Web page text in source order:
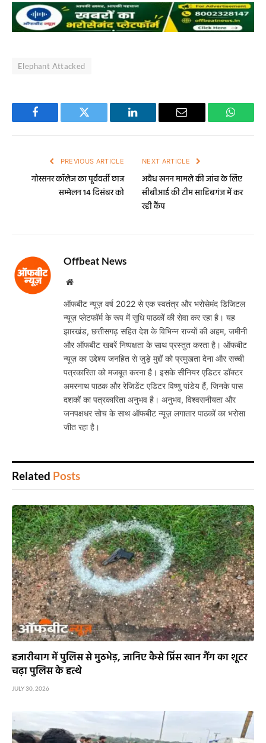
Elephant Attacked
Facebook Twitter LinkedIn Email
PREVIOUS ARTICLE
गोस्सनर कॉलेज का पूर्ववर्ती छात्र
सम्मेलन 14 दिसंबर को
NEXT ARTICLE
अवैध खनन मामले की जांच के लिए
सीबीआई की टीम साहिबगंज में कर
रही कैंप
Offbeat News
Website
ऑफबीट न्यूज़ वर्ष 2022 से एक स्वतंत्र और भरोसेमंद डिजिटल
न्यूज़ प्लेटफॉर्म के रूप में सुधि पाठकों की सेवा कर रहा है। यह
झारखंड, छत्तीसगढ़ सहित देश के विभिन्न राज्यों की अहम, जमीनी
और ऑफबीट खबरें निष्पक्षता के साथ प्रस्तुत करता है। ऑफबीट
न्यूज़ का उद्देश्य जनहित से जुड़े मुद्दों को प्रमुखता देना और सच्ची
पत्रकारिता को मजबूत करना है। इसके सीनियर एडिटर डॉक्टर
अमरनाथ पाठक और रेजिडेंट एडिटर विष्णु पांडेय हैं, जिनके पास
दशकों का पत्रकारिता अनुभव है। अनुभव, विश्वसनीयता और
जनपक्षधर सोच के साथ ऑफबीट न्यूज़ लगातार पाठकों का भरोसा
जीत रहा है।
Related Posts
हजारीबाग में पुलिस से मुठभेड़, जानिए कैसे प्रिंस खान गैंग का शूटर
चढ़ा पुलिस के हत्थे
JULY 30, 2026